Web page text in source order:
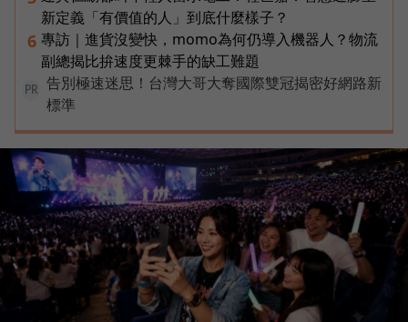
新定義「有價值的人」到底什麼樣子？
6 專訪｜進貨沒變快，momo為何仍導入機器人？物流
副總揭比拚速度更棘手的缺工難題
PR
告別極速迷思！台灣大哥大奪國際雙冠揭密好網路新
標準